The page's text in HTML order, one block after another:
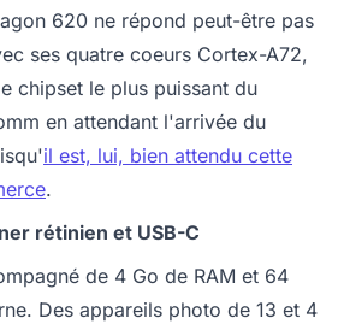
620 ne répond peut-être pas
ses quatre coeurs Cortex-A72,
chipset le plus puissant du
en attendant l'arrivée du
il est, lui, bien attendu cette
.
rétinien et USB-C
de 4 Go de RAM et 64
Des appareils photo de 13 et 4